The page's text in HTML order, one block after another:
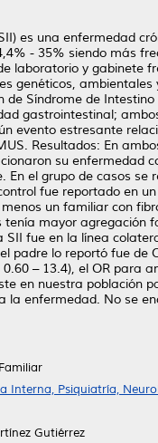
es una enfermedad
- 35% siendo más
laboratorio y gabinete
genéticos,
Síndrome de
gastrointestinal;
evento estresante
Resultados: En
su
En el grupo de casos
fue reportado en
un familiar con
mayor
fue en la línea
padre lo reportó fue de
– 13.4), el OR
en nuestra
enfermedad. No se
Interna, Psiquiatría,
Gutiérrez